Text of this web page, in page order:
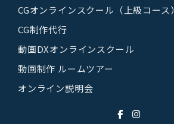
CGオンラインスクール（上級コース）
CG制作代行
動画DXオンラインスクール
動画制作 ルームツアー
オンライン説明会